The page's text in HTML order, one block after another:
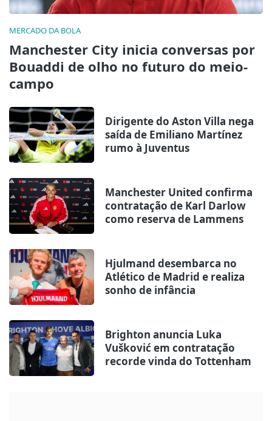
MERCADO DA BOLA
Manchester City inicia conversas por
Bouaddi de olho no futuro do meio-
campo
Dirigente do Aston Villa nega
saída de Emiliano Martínez
rumo à Juventus
Manchester United confirma
contratação de Karl Darlow
como reserva de Lammens
Hjulmand desembarca no
Atlético de Madrid e realiza
sonho de infância
Brighton anuncia Luka
Vušković em contratação
recorde vinda do Tottenham